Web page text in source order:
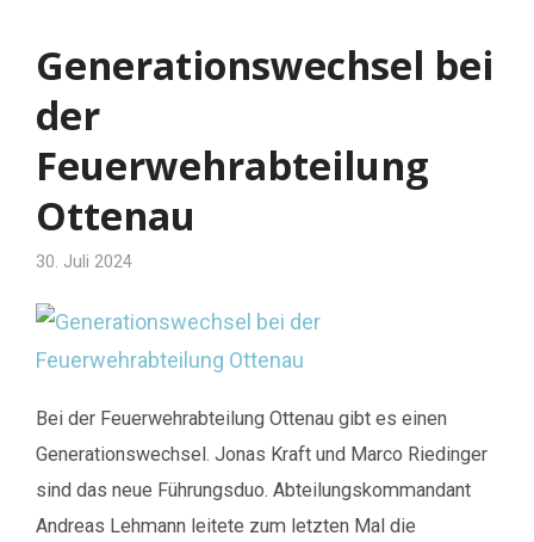
Generationswechsel bei
der
Feuerwehrabteilung
Ottenau
30. Juli 2024
Bei der Feuerwehrabteilung Ottenau gibt es einen
Generationswechsel. Jonas Kraft und Marco Riedinger
sind das neue Führungsduo. Abteilungskommandant
Andreas Lehmann leitete zum letzten Mal die